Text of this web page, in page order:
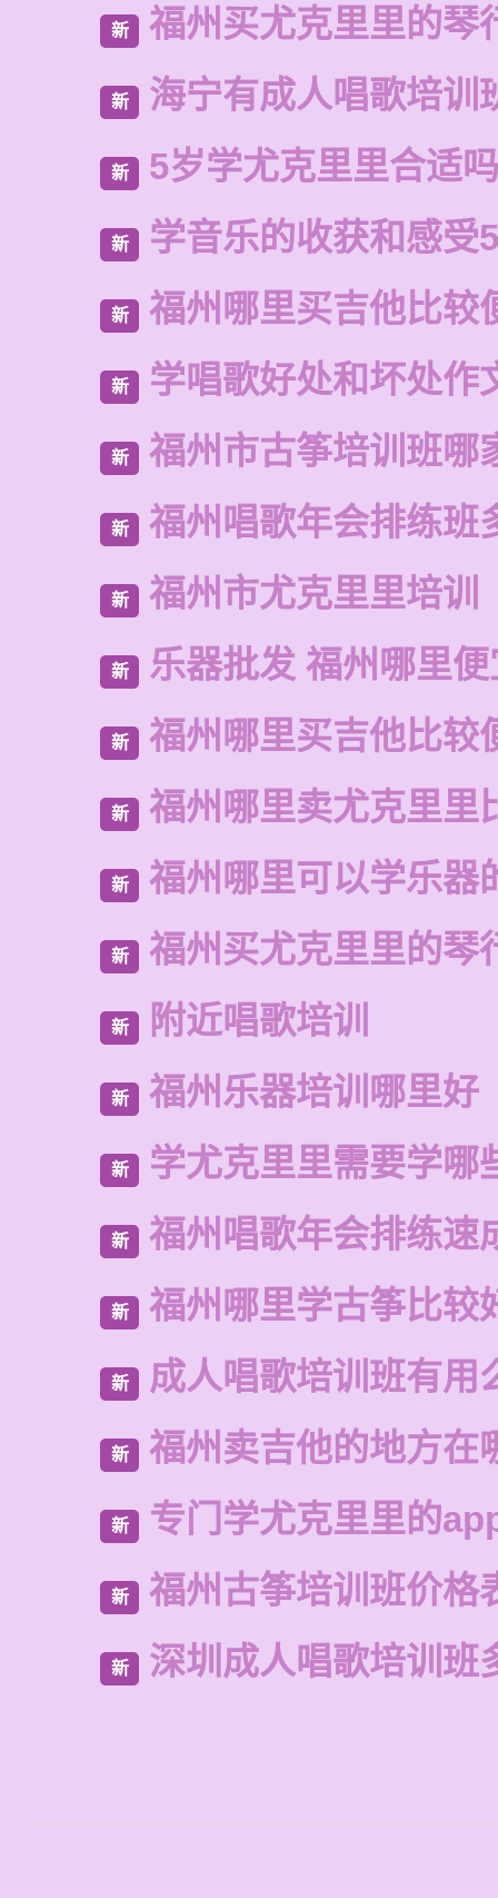
新 福州买尤克里里的琴
新 海宁有成人唱歌培训
新 5岁学尤克里里合适
新 学音乐的收获和感受
新 福州哪里买吉他比较
新 学唱歌好处和坏处作
新 福州市古筝培训班哪
新 福州唱歌年会排练班
新 福州市尤克里里培训
新 乐器批发 福州哪里
新 福州哪里买吉他比较
新 福州哪里卖尤克里里
新 福州哪里可以学乐器
新 福州买尤克里里的琴
新 附近唱歌培训
新 福州乐器培训哪里好
新 学尤克里里需要学哪
新 福州唱歌年会排练速
新 福州哪里学古筝比较
新 成人唱歌培训班有用
新 福州卖吉他的地方在
新 专门学尤克里里的
新 福州古筝培训班价格
新 深圳成人唱歌培训班